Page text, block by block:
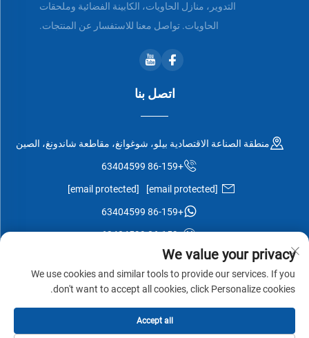
التدوير، منازل الحاويات، الكابينة الفضائية وملحقات
الحاويات. تواصل معنا للاستفسار عن المنتجات.
اتصل بنا
منطقة الصناعة الاقتصادية بيلو، شوغوانغ، مقاطعة شاندونغ، الصين
+86-159 63404599
[email protected]
[email protected]
+86-159 63404599
+86-159 63404599
الخصوصية -مدونة
We value your privacy
We use cookies and similar tools to provide our services. If you
don't want to accept all cookies, click Personalize cookies.
Accept all